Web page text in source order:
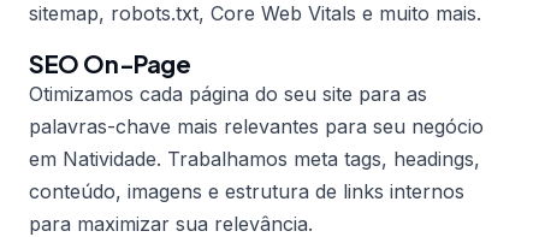
sitemap, robots.txt, Core Web Vitals e muito mais.
SEO On-Page
Otimizamos cada página do seu site para as
palavras-chave mais relevantes para seu negócio
em Natividade. Trabalhamos meta tags, headings,
conteúdo, imagens e estrutura de links internos
para maximizar sua relevância.